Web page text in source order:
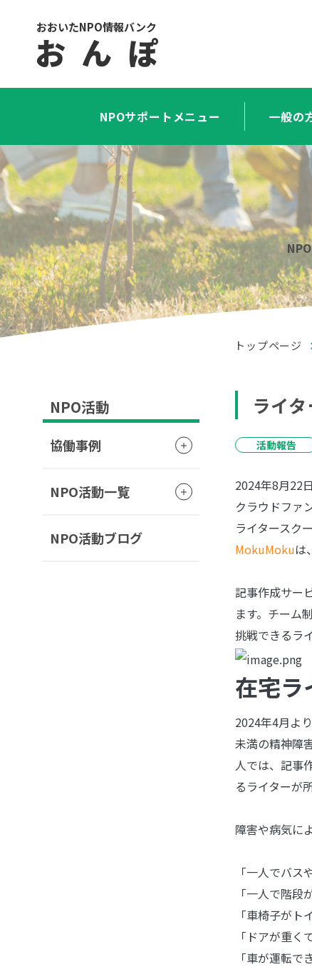
おおいたNPO情報バンク
お ん ぽ
NPOサポートメニュー 一般の
トップページ
ライ
活動報告
2024年8月22
クラウドファ
ライタースク
MokuMokuは
記事作成サー
ます。チーム
挑戦できるラ
在宅ラ
2024年4月よ
未満の精神障
人では、記事
るライターが
障害や病気に
「一人でバス
「一人で階段
「車椅子がト
「ドアが重く
「車が運転で
NPO活動
協働事例
NPO活動一覧
NPO活動ブログ